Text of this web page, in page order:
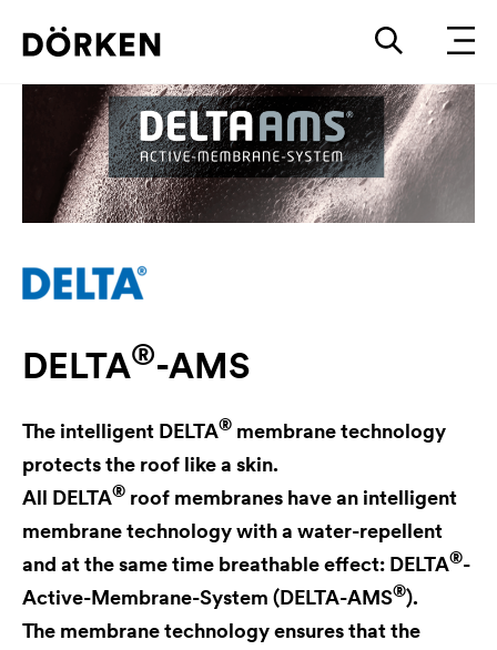
DELTA®-AMS
The intelligent DELTA® membrane technology
protects the roof like a skin.
All DELTA® roof membranes have an intelligent
membrane technology with a water-repellent
and at the same time breathable effect: DELTA®-
Active-Membrane-System (DELTA-AMS®).
The membrane technology ensures that the